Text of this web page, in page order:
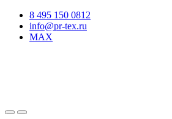
8 495 150 0812
info@pr-tex.ru
MAX